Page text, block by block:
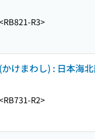
R3>
けまわし) : 日本海
R2>